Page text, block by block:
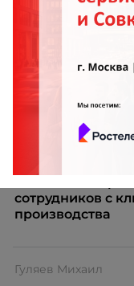
сотрудников с
производства
Гуляев Михаил